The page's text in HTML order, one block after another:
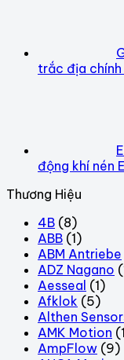
trắc địa chính
động khí nén
Thương Hiệu
4B (8)
ABB (1)
ABM Antriebe
ADZ Nagano
Aesseal (1)
Afklok (5)
Althen
AMK Motion
AmpFlow (9)